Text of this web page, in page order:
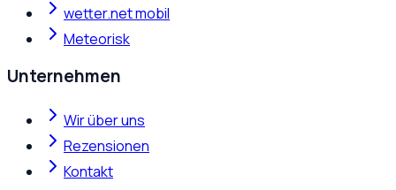
wetter.net mobil
Meteorisk
Unternehmen
Wir über uns
Rezensionen
Kontakt